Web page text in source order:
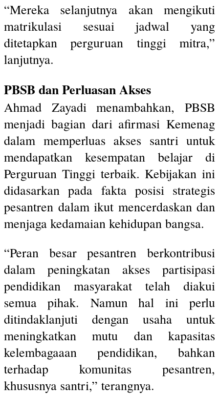
“Mereka selanjutnya akan mengikuti
matrikulasi sesuai jadwal yang
ditetapkan perguruan tinggi mitra,”
lanjutnya.
PBSB dan Perluasan Akses
Ahmad Zayadi menambahkan, PBSB
menjadi bagian dari afirmasi Kemenag
dalam memperluas akses santri untuk
mendapatkan kesempatan belajar di
Perguruan Tinggi terbaik. Kebijakan ini
didasarkan pada fakta posisi strategis
pesantren dalam ikut mencerdaskan dan
menjaga kedamaian kehidupan bangsa.
“Peran besar pesantren berkontribusi
dalam peningkatan akses partisipasi
pendidikan masyarakat telah diakui
semua pihak. Namun hal ini perlu
ditindaklanjuti dengan usaha untuk
meningkatkan mutu dan kapasitas
kelembagaaan pendidikan, bahkan
terhadap komunitas pesantren,
khususnya santri,” terangnya.